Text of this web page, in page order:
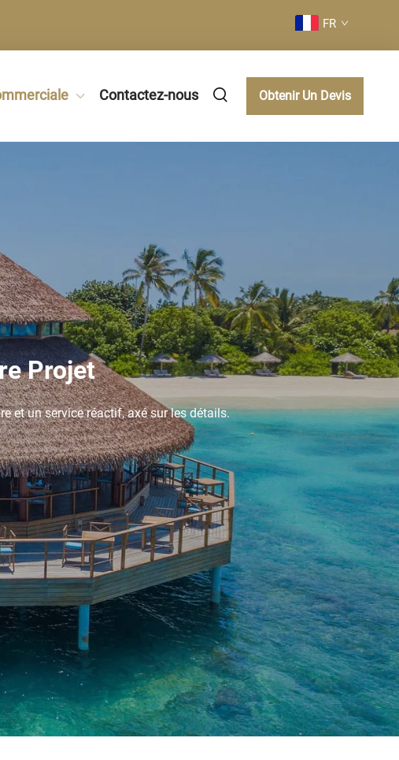
FR
Contactez-nous Obtenir Un Devis
Projet
et un service réactif, axé sur les détails.